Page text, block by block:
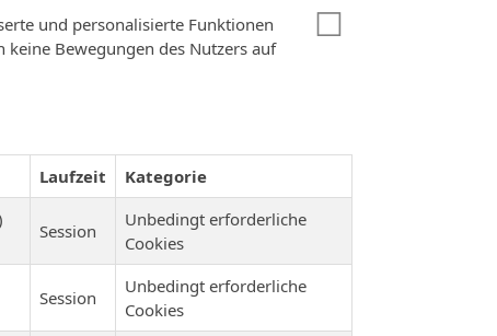
und personalisierte Funktionen
Bewegungen des Nutzers auf
☐
Laufzeit Kategorie
Session
Unbedingt erforderliche
Cookies
Session
Unbedingt erforderliche
Cookies